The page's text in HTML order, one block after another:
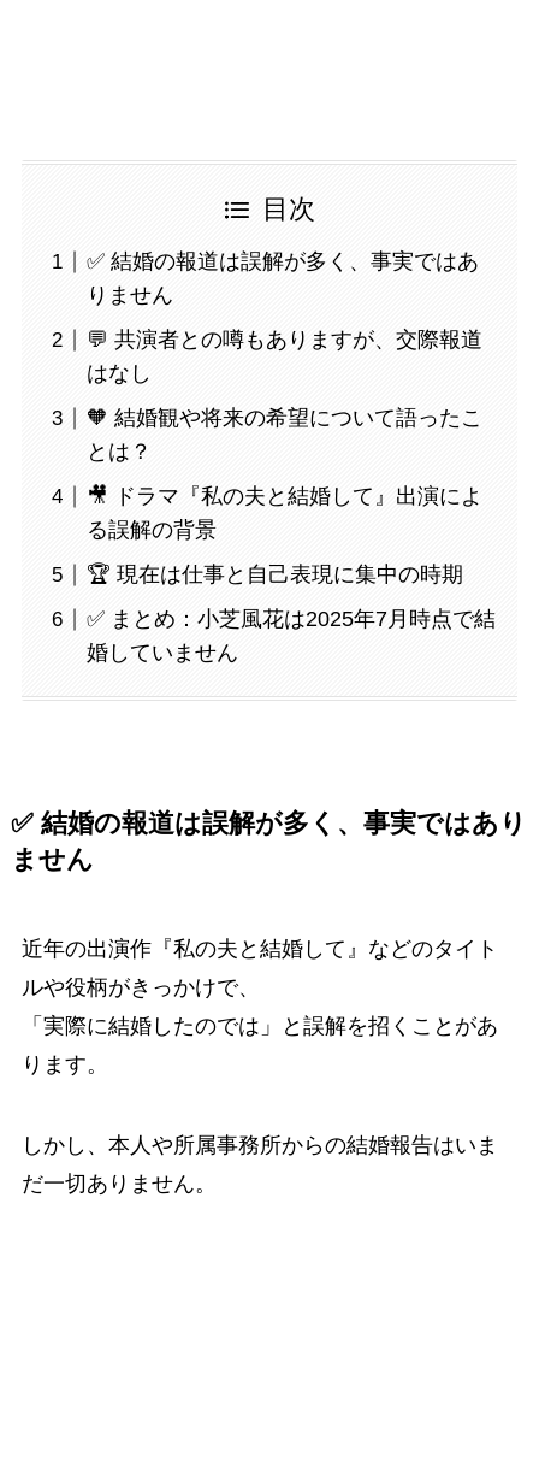
目次
✅ 結婚の報道は誤解が多く、事実ではあ
りません
💬 共演者との噂もありますが、交際報道
はなし
🧡 結婚観や将来の希望について語ったこ
とは？
🎥 ドラマ『私の夫と結婚して』出演によ
る誤解の背景
🏆 現在は仕事と自己表現に集中の時期
✅ まとめ：小芝風花は2025年7月時点で結
婚していません
✅ 結婚の報道は誤解が多く、事実ではあり
ません
近年の出演作『私の夫と結婚して』などのタイト
ルや役柄がきっかけで、
「実際に結婚したのでは」と誤解を招くことがあ
ります。
しかし、本人や所属事務所からの結婚報告はいま
だ一切ありません。